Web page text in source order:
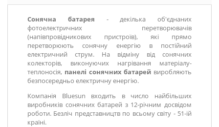
Сонячна батарея - декілька об'єднаних
фотоелектричних перетворювачів
(напівпровідникових пристроїв), які прямо
перетворюють сонячну енергію в постійний
електричний струм. На відміну від сонячних
колекторів, виконуючих нагрівання матеріалу-
теплоносія, панелі сонячних батарей виробляють
безпосередньо електричну енергію.
Компанія Bluesun входить в число найбільших
виробників сонячних батарей з 12-річним досвідом
роботи. Безліч представництв по всьому світу - 51-ій
країні.